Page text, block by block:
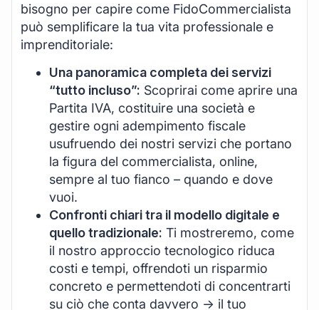
bisogno per capire come FidoCommercialista
può semplificare la tua vita professionale e
imprenditoriale:
Una panoramica completa dei servizi
“tutto incluso”: Scoprirai come aprire una
Partita IVA, costituire una società e
gestire ogni adempimento fiscale
usufruendo dei nostri servizi che portano
la figura del commercialista, online,
sempre al tuo fianco – quando e dove
vuoi.
Confronti chiari tra il modello digitale e
quello tradizionale: Ti mostreremo, come
il nostro approccio tecnologico riduca
costi e tempi, offrendoti un risparmio
concreto e permettendoti di concentrarti
su ciò che conta davvero -> il tuo